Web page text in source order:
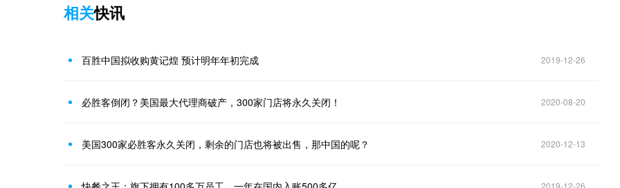
相关快讯
百胜中国拟收购黄记煌 预计明年年初完成 2019-12-26
必胜客倒闭？美国最大代理商破产，300家门店将永久关闭！ 2020-08-20
美国300家必胜客永久关闭，剩余的门店也将被出售，那中国的呢？ 2020-12-13
2019-12-26